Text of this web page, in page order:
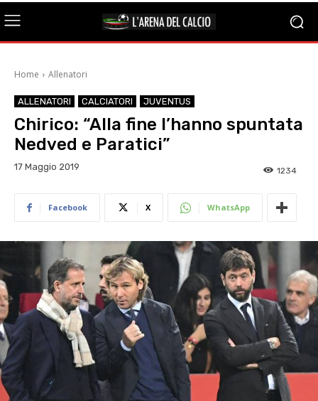
Home Allenatori
ALLENATORI CALCIATORI JUVENTUS
Chirico: “Alla fine l’hanno spuntata
Nedved e Paratici”
17 Maggio 2019 1234
Facebook X WhatsApp